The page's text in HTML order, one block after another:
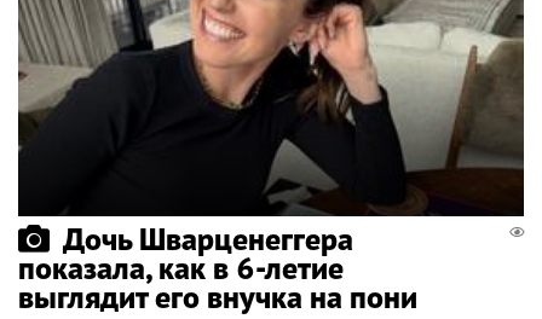
Дочь Шварценеггера
показала, как в 6-летие
выглядит его внучка на пони